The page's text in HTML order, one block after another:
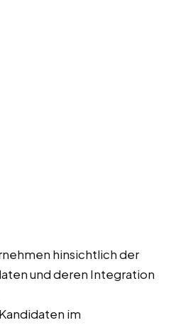
hinsichtlich der
und deren Integration
im